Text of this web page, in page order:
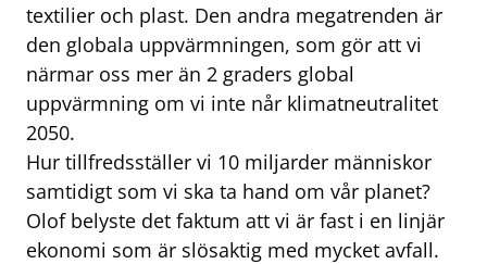
textilier och plast. Den andra megatrenden är
den globala uppvärmningen, som gör att vi
närmar oss mer än 2 graders global
uppvärmning om vi inte når klimatneutralitet
2050.
Hur tillfredsställer vi 10 miljarder människor
samtidigt som vi ska ta hand om vår planet?
Olof belyste det faktum att vi är fast i en linjär
ekonomi som är slösaktig med mycket avfall.